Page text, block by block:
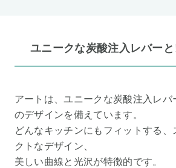
ユニークな炭酸注入レバー
アートは、ユニークな炭酸注入レバ
のデザインを備えています。
どんなキッチンにもフィットする、
クトなデザイン、
美しい曲線と光沢が特徴的です。